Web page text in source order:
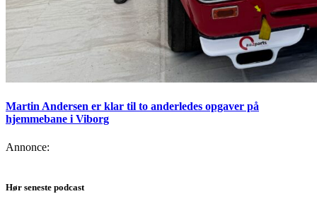
Martin Andersen er klar til to anderledes opgaver på
hjemmebane i Viborg
Annonce:
Hør seneste podcast